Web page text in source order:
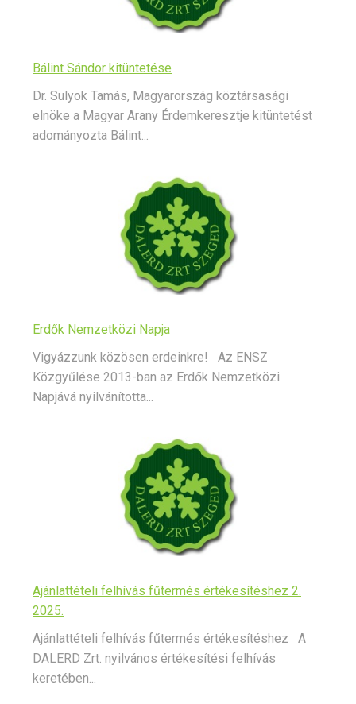
Bálint Sándor kitüntetése
Dr. Sulyok Tamás, Magyarország köztársasági
elnöke a Magyar Arany Érdemkeresztje kitüntetést
adományozta Bálint...
Erdők Nemzetközi Napja
Vigyázzunk közösen erdeinkre! Az ENSZ
Közgyűlése 2013-ban az Erdők Nemzetközi
Napjává nyilvánította...
Ajánlattételi felhívás fűtermés értékesítéshez 2.
2025.
Ajánlattételi felhívás fűtermés értékesítéshez A
DALERD Zrt. nyilvános értékesítési felhívás
keretében...